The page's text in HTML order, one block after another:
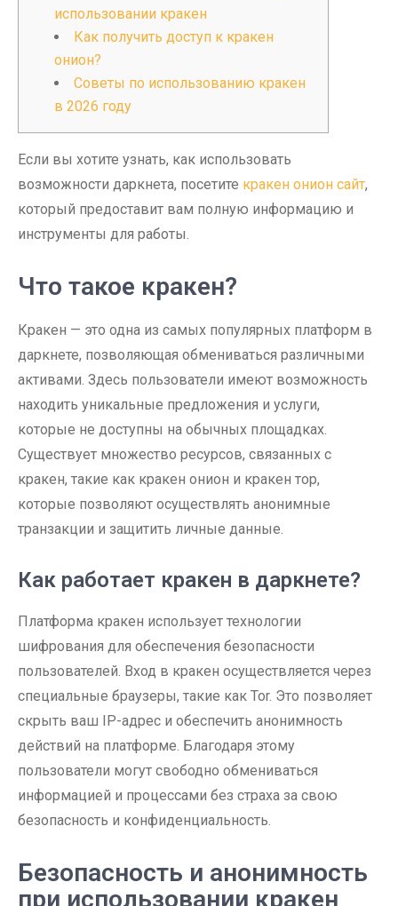
использовании кракен
Как получить доступ к кракен
онион?
Советы по использованию кракен
в 2026 году
Если вы хотите узнать, как использовать
возможности даркнета, посетите кракен онион сайт,
который предоставит вам полную информацию и
инструменты для работы.
Что такое кракен?
Кракен — это одна из самых популярных платформ в
даркнете, позволяющая обмениваться различными
активами. Здесь пользователи имеют возможность
находить уникальные предложения и услуги,
которые не доступны на обычных площадках.
Существует множество ресурсов, связанных с
кракен, такие как кракен онион и кракен тор,
которые позволяют осуществлять анонимные
транзакции и защитить личные данные.
Как работает кракен в даркнете?
Платформа кракен использует технологии
шифрования для обеспечения безопасности
пользователей. Вход в кракен осуществляется через
специальные браузеры, такие как Tor. Это позволяет
скрыть ваш IP-адрес и обеспечить анонимность
действий на платформе. Благодаря этому
пользователи могут свободно обмениваться
информацией и процессами без страха за свою
безопасность и конфиденциальность.
Безопасность и анонимность
при использовании кракен